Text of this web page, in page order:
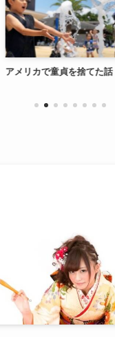
アメリカで童貞を捨てた話